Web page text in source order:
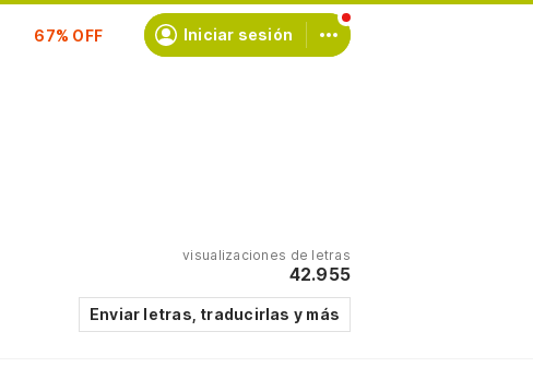
Suscríbete Iniciar sesión
visualizaciones de letras
42.955
Enviar letras, traducirlas y más